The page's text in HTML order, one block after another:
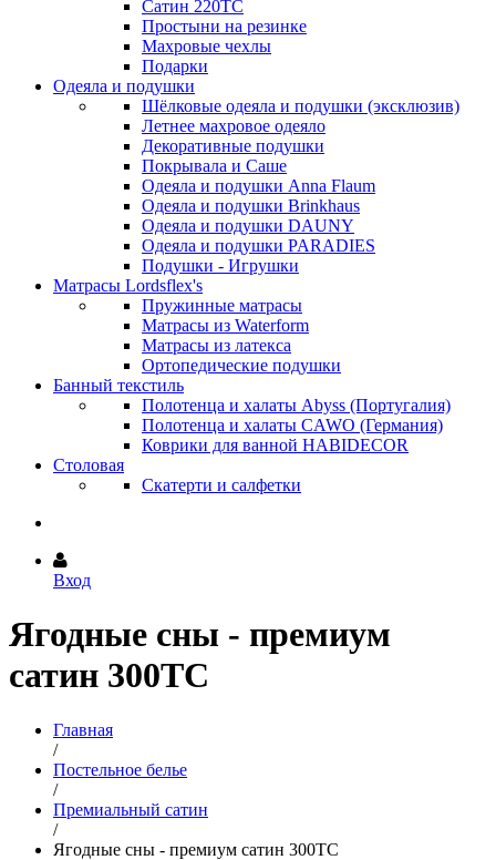
Сатин 220ТС
Простыни на резинке
Махровые чехлы
Подарки
Одеяла и подушки
Шёлковые одеяла и подушки (эксклюзив)
Летнее махровое одеяло
Декоративные подушки
Покрывала и Саше
Одеяла и подушки Anna Flaum
Одеяла и подушки Brinkhaus
Одеяла и подушки DAUNY
Одеяла и подушки PARADIES
Подушки - Игрушки
Матрасы Lordsflex's
Пружинные матрасы
Матрасы из Waterform
Матрасы из латекса
Ортопедические подушки
Банный текстиль
Полотенца и халаты Abyss (Португалия)
Полотенца и халаты CAWO (Германия)
Коврики для ванной HABIDECOR
Столовая
Скатерти и салфетки
Вход
Ягодные сны - премиум
сатин 300ТС
Главная
/
Постельное белье
/
Премиальный сатин
/
Ягодные сны - премиум сатин 300ТС